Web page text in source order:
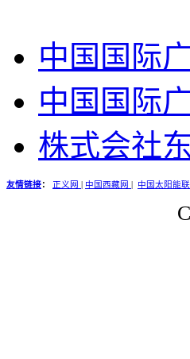
中国国际
中国国际
株式会社
友情链接： 正义网 中国西藏网 中国太阳能